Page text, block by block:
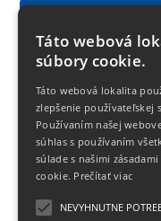
LX INFORMAČNÝ
Zdieľať článok
Bratislava
Táto webová
súbory cookie.
Táto webová lokalita
zlepšenie používateľskej
Používaním našej
súhlas s používaním
súlade s našimi
cookie. Prečítať viac
NEVYHNUTNE